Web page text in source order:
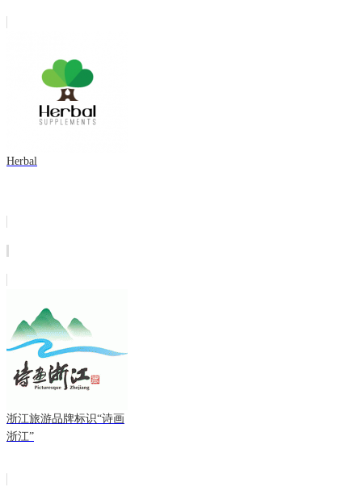
Herbal
浙江旅游品牌标识“诗画
浙江”